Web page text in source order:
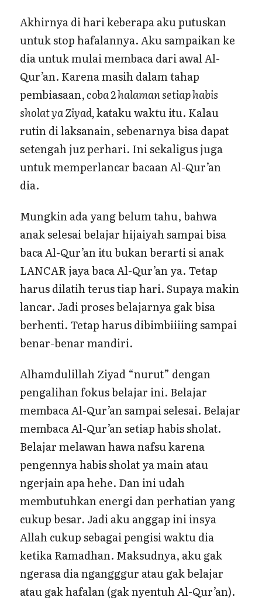
Akhirnya di hari keberapa aku putuskan
untuk stop hafalannya. Aku sampaikan ke
dia untuk mulai membaca dari awal Al-
Qur’an. Karena masih dalam tahap
pembiasaan,coba 2 halaman setiap habis
sholat ya Ziyad,kataku waktu itu. Kalau
rutin di laksanain, sebenarnya bisa dapat
setengah juz perhari. Ini sekaligus juga
untuk memperlancar bacaan Al-Qur’an
dia.
Mungkin ada yang belum tahu, bahwa
anak selesai belajar hijaiyah sampai bisa
baca Al-Qur’an itu bukan berarti si anak
LANCAR jaya baca Al-Qur’an ya. Tetap
harus dilatih terus tiap hari. Supaya makin
lancar. Jadi proses belajarnya gak bisa
berhenti. Tetap harus dibimbiiiing sampai
benar-benar mandiri.
Alhamdulillah Ziyad “nurut” dengan
pengalihan fokus belajar ini. Belajar
membaca Al-Qur’an sampai selesai. Belajar
membaca Al-Qur’an setiap habis sholat.
Belajar melawan hawa nafsu karena
pengennya habis sholat ya main atau
ngerjain apa hehe. Dan ini udah
membutuhkan energi dan perhatian yang
cukup besar. Jadi aku anggap ini insya
Allah cukup sebagai pengisi waktu dia
ketika Ramadhan. Maksudnya, aku gak
ngerasa dia ngangggur atau gak belajar
atau gak hafalan (gak nyentuh Al-Qur’an).